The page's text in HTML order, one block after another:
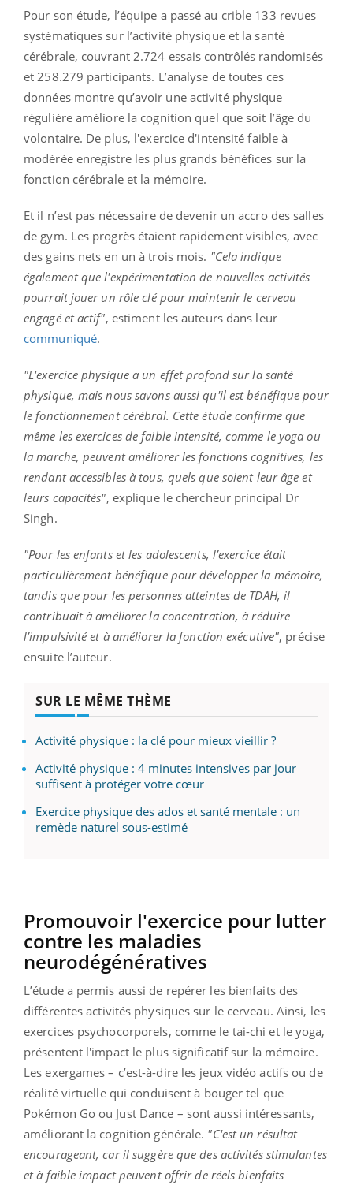
Pour son étude, l’équipe a passé au crible 133 revues
systématiques sur l’activité physique et la santé
cérébrale, couvrant 2.724 essais contrôlés randomisés
et 258.279 participants. L’analyse de toutes ces
données montre qu’avoir une activité physique
régulière améliore la cognition quel que soit l’âge du
volontaire. De plus, l'exercice d'intensité faible à
modérée enregistre les plus grands bénéfices sur la
fonction cérébrale et la mémoire.
Et il n’est pas nécessaire de devenir un accro des salles
de gym. Les progrès étaient rapidement visibles, avec
des gains nets en un à trois mois. "Cela indique
également que l'expérimentation de nouvelles activités
pourrait jouer un rôle clé pour maintenir le cerveau
engagé et actif", estiment les auteurs dans leur
communiqué.
"L'exercice physique a un effet profond sur la santé
physique, mais nous savons aussi qu'il est bénéfique pour
le fonctionnement cérébral. Cette étude confirme que
même les exercices de faible intensité, comme le yoga ou
la marche, peuvent améliorer les fonctions cognitives, les
rendant accessibles à tous, quels que soient leur âge et
leurs capacités", explique le chercheur principal Dr
Singh.
"Pour les enfants et les adolescents, l’exercice était
particulièrement bénéfique pour développer la mémoire,
tandis que pour les personnes atteintes de TDAH, il
contribuait à améliorer la concentration, à réduire
l’impulsivité et à améliorer la fonction exécutive", précise
ensuite l’auteur.
SUR LE MÊME THÈME
Activité physique : la clé pour mieux vieillir ?
Activité physique : 4 minutes intensives par jour
suffisent à protéger votre cœur
Exercice physique des ados et santé mentale : un
remède naturel sous-estimé
Promouvoir l'exercice pour lutter
contre les maladies
neurodégénératives
L’étude a permis aussi de repérer les bienfaits des
différentes activités physiques sur le cerveau. Ainsi, les
exercices psychocorporels, comme le tai-chi et le yoga,
présentent l'impact le plus significatif sur la mémoire.
Les exergames – c’est-à-dire les jeux vidéo actifs ou de
réalité virtuelle qui conduisent à bouger tel que
Pokémon Go ou Just Dance – sont aussi intéressants,
améliorant la cognition générale. "C'est un résultat
encourageant, car il suggère que des activités stimulantes
et à faible impact peuvent offrir de réels bienfaits